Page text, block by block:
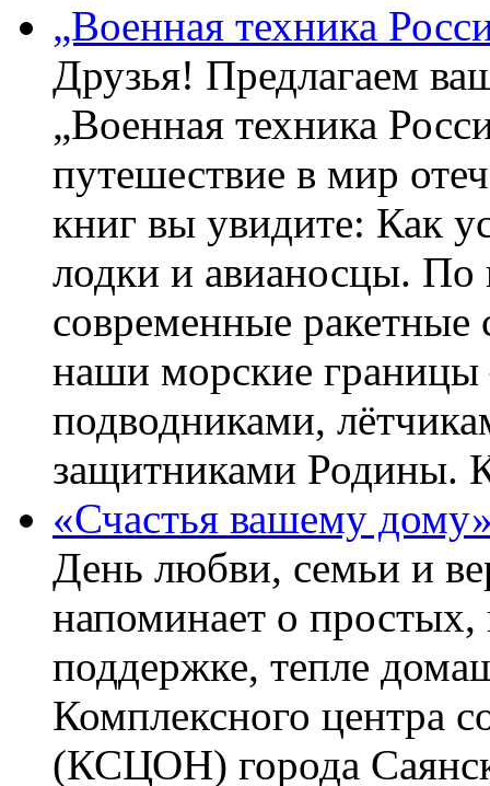
„Военная техника
Друзья! Предлагаем
„Военная техника
путешествие в мир
книг вы увидите: Как
лодки и авианосцы.
современные ракетные
наши морские
подводниками,
защитниками Родины.
«Счастья вашему
День любви, семьи и
напоминает о
поддержке, тепле
Комплексного центра
(КСЦОН) города